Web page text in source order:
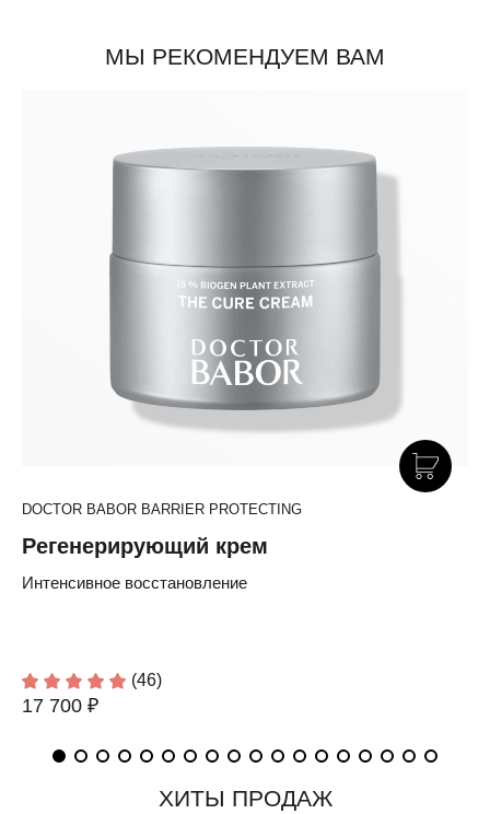
МЫ РЕКОМЕНДУЕМ ВАМ
DOCTOR BABOR BARRIER PROTECTING
Регенерирующий крем
Интенсивное восстановление
(46)
17 700 ₽
ХИТЫ ПРОДАЖ